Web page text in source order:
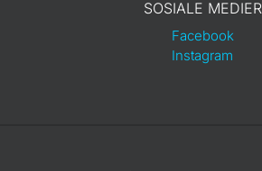
SOSIALE MEDIER
Facebook
Instagram